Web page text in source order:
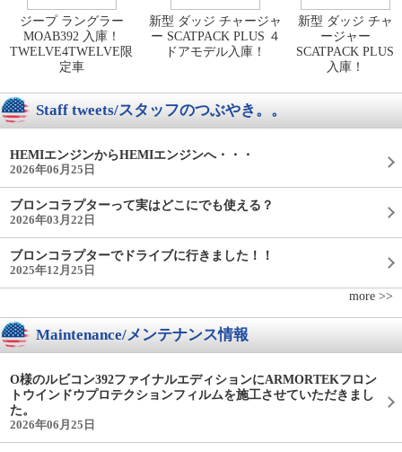
ジープ ラングラー
MOAB392 入庫！
TWELVE4TWELVE限
定車
新型 ダッジ チャージャ
ー SCATPACK PLUS ４
ドアモデル入庫！
新型 ダッジ チャ
ージャー
SCATPACK PLUS
入庫！
Staff tweets/スタッフのつぶやき。。
HEMIエンジンからHEMIエンジンへ・・・
2026年06月25日
ブロンコラプターって実はどこにでも使える？
2026年03月22日
ブロンコラプターでドライブに行きました！！
2025年12月25日
more >>
Maintenance/メンテナンス情報
O様のルビコン392ファイナルエディションにARMORTEKフロン
トウインドウプロテクションフィルムを施工させていただきまし
た。
2026年06月25日